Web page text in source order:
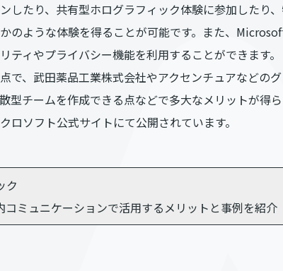
したり、共有型ホログラフィック体験に参加したり、
のような体験を得ることが可能です。また、
ティやプライバシー機能を利用することができます。
で、武田薬品工業株式会社やアクセンチュアなどの
型チームを作成できる点などで多大なメリットが得
ロソフト公式サイトにて公開されています。
ク
ミュニケーションで活用するメリットと事例を紹介